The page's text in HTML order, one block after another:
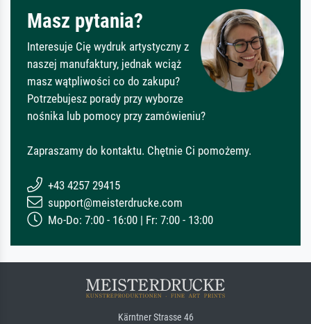
Masz pytania?
Interesuje Cię wydruk artystyczny z
naszej manufaktury, jednak wciąż
masz wątpliwości co do zakupu?
Potrzebujesz porady przy wyborze
nośnika lub pomocy przy zamówieniu?
Zapraszamy do kontaktu. Chętnie Ci pomożemy.
+43 4257 29415
support@meisterdrucke.com
Mo-Do: 7:00 - 16:00 | Fr: 7:00 - 13:00
Kärntner Strasse 46